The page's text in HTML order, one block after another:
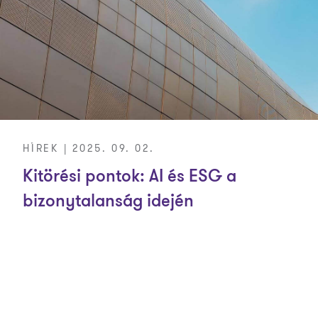
HÍREK | 2025. 09. 02.
Kitörési pontok: AI és ESG a
bizonytalanság idején